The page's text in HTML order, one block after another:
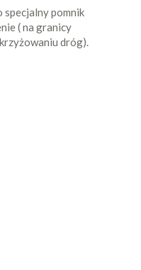
pomnik
( na granicy
dróg).